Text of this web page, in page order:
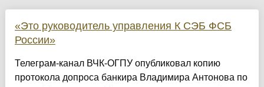
«Это руководитель управления К СЭБ ФСБ
России»
Телеграм-канал ВЧК-ОГПУ опубликовал копию
протокола допроса банкира Владимира Антонова по